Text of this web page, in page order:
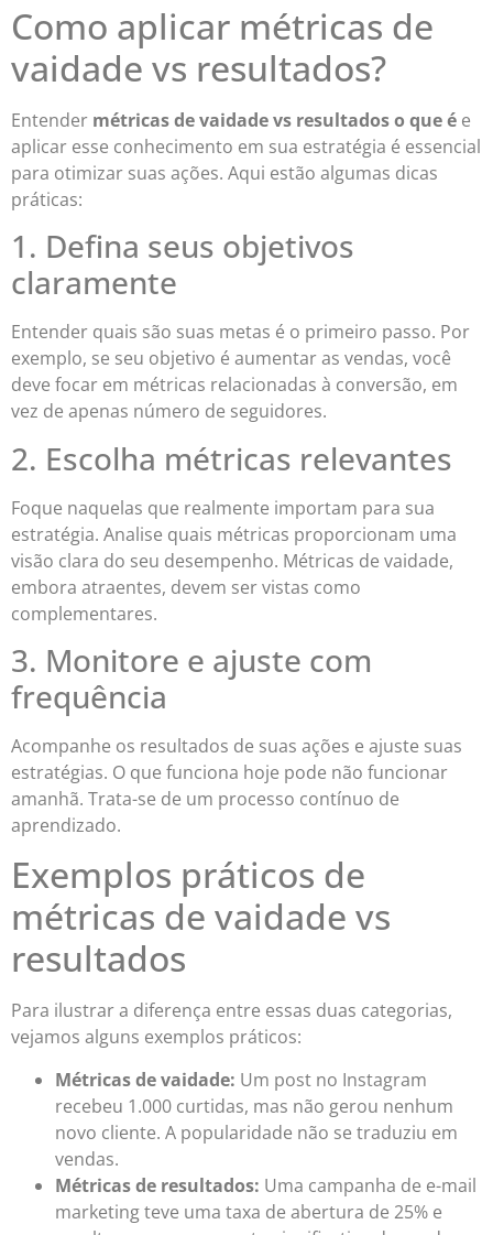
Como aplicar métricas de
vaidade vs resultados?
Entender métricas de vaidade vs resultados o que é e
aplicar esse conhecimento em sua estratégia é essencial
para otimizar suas ações. Aqui estão algumas dicas
práticas:
1. Defina seus objetivos
claramente
Entender quais são suas metas é o primeiro passo. Por
exemplo, se seu objetivo é aumentar as vendas, você
deve focar em métricas relacionadas à conversão, em
vez de apenas número de seguidores.
2. Escolha métricas relevantes
Foque naquelas que realmente importam para sua
estratégia. Analise quais métricas proporcionam uma
visão clara do seu desempenho. Métricas de vaidade,
embora atraentes, devem ser vistas como
complementares.
3. Monitore e ajuste com
frequência
Acompanhe os resultados de suas ações e ajuste suas
estratégias. O que funciona hoje pode não funcionar
amanhã. Trata-se de um processo contínuo de
aprendizado.
Exemplos práticos de
métricas de vaidade vs
resultados
Para ilustrar a diferença entre essas duas categorias,
vejamos alguns exemplos práticos:
Métricas de vaidade: Um post no Instagram
recebeu 1.000 curtidas, mas não gerou nenhum
novo cliente. A popularidade não se traduziu em
vendas.
Métricas de resultados: Uma campanha de e-mail
marketing teve uma taxa de abertura de 25% e